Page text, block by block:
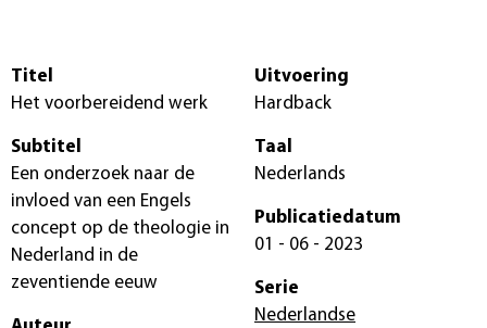
Titel
Het voorbereidend werk
Subtitel
Een onderzoek naar de
invloed van een Engels
concept op de theologie in
Nederland in de
zeventiende eeuw
Uitvoering
Hardback
Taal
Nederlands
Publicatiedatum
01 - 06 - 2023
Serie
Nederlandse